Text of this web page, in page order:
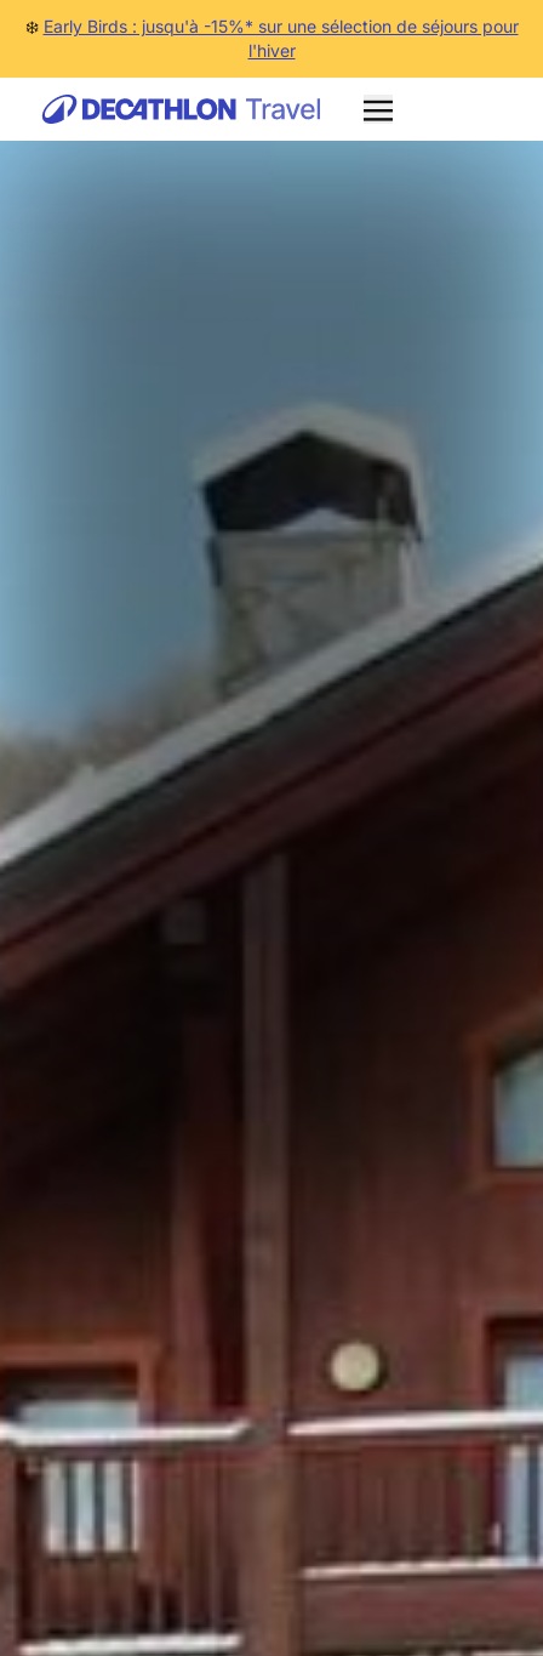
❄️ Early Birds : jusqu'à -15%* sur une sélection de séjours pour
l'hiver